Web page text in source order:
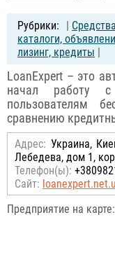
|
каталоги,
лизинг, кредиты |
LoanExpert – это
начал работу
пользователям
сравнению
Адрес: Украина,
Лебедева, дом 1,
Телефон(ы):
Сайт:
Предприятие на карте: